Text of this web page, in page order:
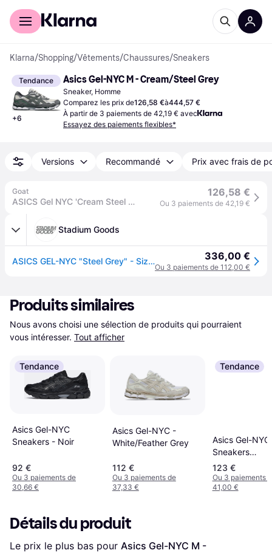
Acheter avec Klarna
Klarna/Shopping/Vêtements/Chaussures/Sneakers
Tendance
+6
Asics Gel-NYC M - Cream/Steel Grey
Sneaker, Homme
Comparez les prix de126,58 €à444,57 €
À partir de 3 paiements de 42,19 € avec
Essayez des paiements flexibles*
Versions Recommandé Prix avec frais de
Goat
ASICS Gel NYC 'Cream Steel Grey' | US 6M
126,58 €
Ou 3 paiements de 42,19 €
Stadium Goods
ASICS GEL-NYC "Steel Grey" - Size 8.5 336,00 €
Ou 3 paiements de 112,00 €
Produits similaires
Nous avons choisi une sélection de produits qui pourraient
vous intéresser. Tout afficher
Tendance
Asics Gel-NYC
Sneakers - Noir
92 €
Ou 3 paiements de
30,66 €
Asics Gel-NYC -
White/Feather Grey
112 €
Ou 3 paiements de
37,33 €
Tendance
Asics Gel-NYC
Sneakers
White/Midnight
123 €
Ou 3 paiements
41,00 €
Détails du produit
Le prix le plus bas pour Asics Gel-NYC M -